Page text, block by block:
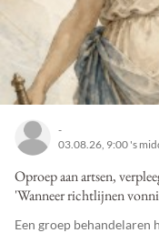
-
03.08.26, 9:00 's
Oproep aan artsen,
'Wanneer richtlijnen
Een groep behandelaren